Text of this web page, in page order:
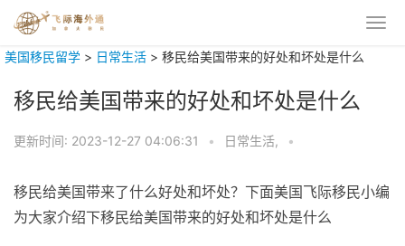
美国移民留学 > 日常生活 > 移民给美国带来的好处和坏处是什么
移民给美国带来的好处和坏处是什么
更新时间: 2023-12-27 04:06:31 • 日常生活, •
移民给美国带来了什么好处和坏处？下面美国飞际移民小编
为大家介绍下移民给美国带来的好处和坏处是什么